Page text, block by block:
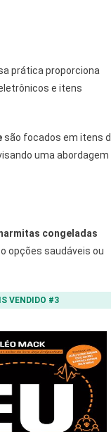
prática proporciona
e itens
são focados em itens
uma abordagem
congeladas
opções saudáveis ou
VENDIDO #3